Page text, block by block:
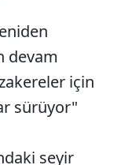
devam
için
sürüyor"
seyir